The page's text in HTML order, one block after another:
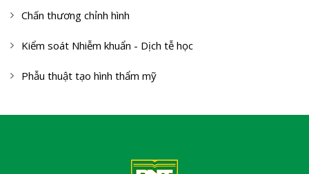
Chấn thương chỉnh hình
Kiểm soát Nhiễm khuẩn - Dịch tễ học
Phẫu thuật tạo hình thẩm mỹ